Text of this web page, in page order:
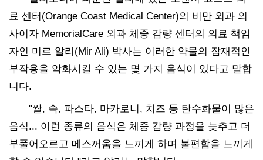
료 센터(Orange Coast Medical Center)의 비만 외과 의
사이자 MemorialCare 외과 체중 감량 센터의 의료 책임
자인 미르 알리(Mir Ali) 박사는 이러한 약물의 잠재적인
부작용을 악화시킬 수 있는 몇 가지 음식이 있다고 말합
니다.
"쌀, 속, 파스타, 마카로니, 치즈 등 탄수화물이 많은
음식... 이런 종류의 음식은 체중 감량 과정을 늦추고 더
부풀어오르고 메스꺼움을 느끼게 하며 불편함을 느끼게